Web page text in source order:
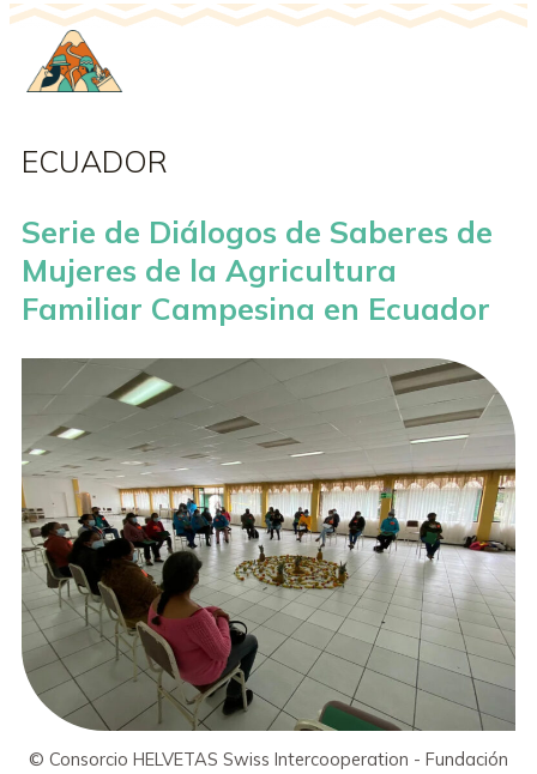
ECUADOR
Serie de Diálogos de Saberes de
Mujeres de la Agricultura
Familiar Campesina en Ecuador
© Consorcio HELVETAS Swiss Intercooperation - Fundación